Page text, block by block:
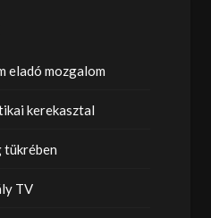
eladó mozgalom
kerekasztal
tükrében
TV